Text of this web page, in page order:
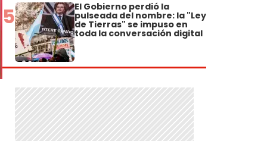
5 El Gobierno perdió la
pulseada del nombre: la "Ley
de Tierras" se impuso en
toda la conversación digital